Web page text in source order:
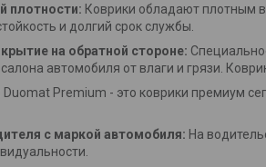
плотности: Коврики обладают плотным
и долгий срок службы.
на обратной стороне:
автомобиля от влаги и грязи.
Duomat Premium - это коврики премиум
с маркой автомобиля: На